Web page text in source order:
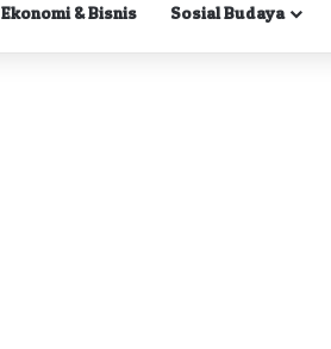
Ekonomi & Bisnis Sosial Budaya